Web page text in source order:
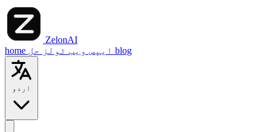
ZelonAI
home
ایپس ویب ٹولز blog
اردو